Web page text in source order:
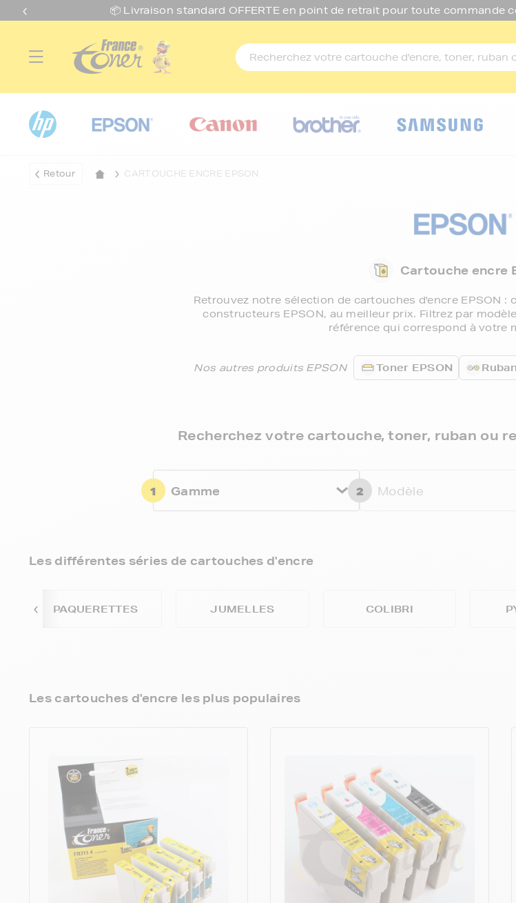
📦 Livraison standard OFFERTE en point de retrait pour toute commande
Retour CARTOUCHE ENCRE EPSON
Cartouche encre
Retrouvez notre sélection de cartouches d'encre EPSON :
constructeurs EPSON, au meilleur prix. Filtrez par
référence qui correspond à votre
Nos autres produits EPSON Toner EPSON
Recherchez votre cartouche, toner, ruban ou
1 Gamme 2 Modèle
Les différentes séries de cartouches d'encre
PAQUERETTES JUMELLES COLIBRI
Les cartouches d'encre les plus populaires